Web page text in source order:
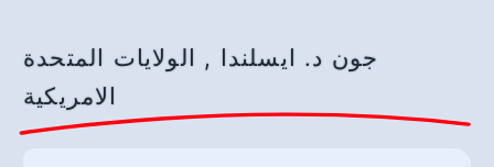
جون د. ايسلندا , الولايات المتحدة
الامريكية